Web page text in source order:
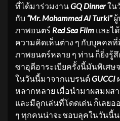
ที่ได้มาร่วมงานGQ Dinnerใน
กับ “Mr. Mohammed Al Turki”ผู้
ภาพยนตร์ Red Sea Film และไ
ความคิดเห็นต่าง ๆ กับบุคคล
ภาพยนตร์หลาย ๆ ท่าน ก็ยิ่งรู้
ซาอุดีอาระเบียครั้งนี้มันพิเศษ
ในวันนี้มาจากแบรนด์GUCCI
หลากหลาย เมื่อนำมาผสมผส
และมีลูกเล่นที่โดดเด่น ก็เลย
ๆ ทุกคนน่าจะชอบลุคในวันนี้